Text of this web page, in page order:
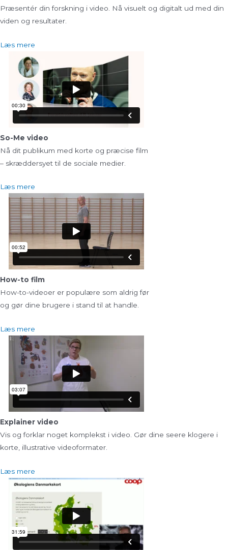
Præsentér din forskning i video. Nå visuelt og digitalt ud med din
viden og resultater.
Læs mere
So-Me video
Nå dit publikum med korte og præcise film
– skræddersyet til de sociale medier.
Læs mere
How-to film
How-to-videoer er populære som aldrig før
og gør dine brugere i stand til at handle.
Læs mere
Explainer video
Vis og forklar noget komplekst i video. Gør dine seere klogere i
korte, illustrative videoformater.
Læs mere